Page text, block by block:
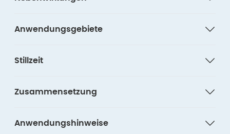
Anwendungsgebiete
Stillzeit
Zusammensetzung
Anwendungshinweise